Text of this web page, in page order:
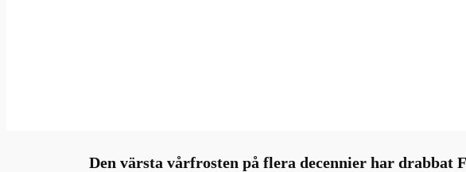
Den värsta vårfrosten på flera decennier har